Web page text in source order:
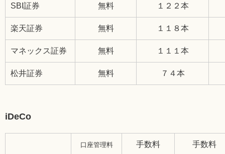
SBI証券 無料 １２２本
楽天証券 無料 １１８本
マネックス証券 無料 １１１本
松井証券 無料 ７４本
iDeCo
口座管理料 手数料 手数料